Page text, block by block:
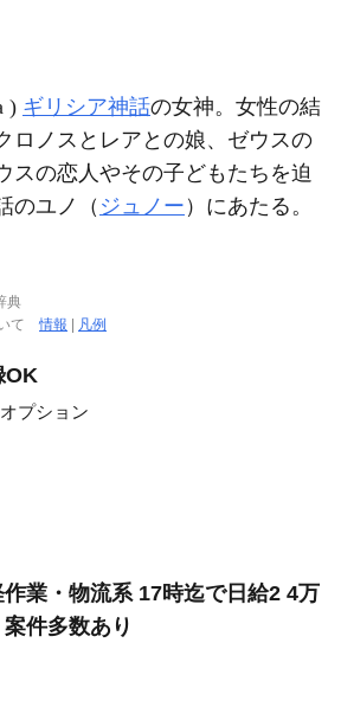
) ギリシア神話の女神。女性の結
ロノスとレアとの娘、ゼウスの
スの恋人やその子どもたちを迫
のユノ（ ジュノー ）にあたる。
典
いて情報 凡例
OK
プション
業・物流系 17時迄で日給2 4万
件多数あり